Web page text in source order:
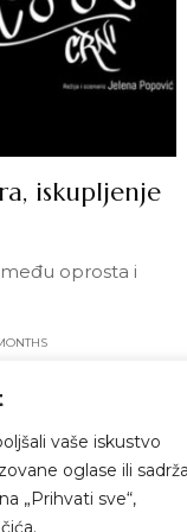
vaše iskustvo
oglase ili
„Prihvati sve“,
iskupljenje
oprosta i